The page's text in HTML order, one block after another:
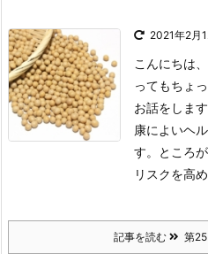
2021年2月
こんにちは
ってもちょ
お話をします
康によいヘ
す。ところ
リスクを高
記事を読む 第